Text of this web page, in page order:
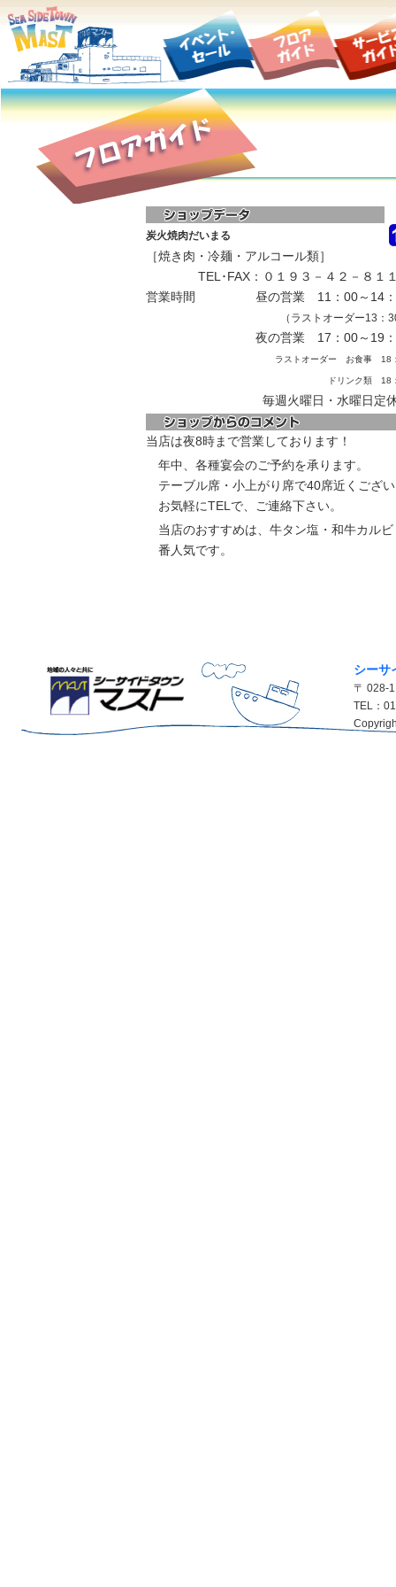
炭火焼肉だいまる
［焼き肉・冷麺・アルコール類］
TEL･FAX：０１９３－４２－８１
営業時間
昼の営業 11：00～14
（ラストオーダー13：
夜の営業 17：00～19
ラストオーダー お食事 18
ドリンク類 18
毎週火曜日・水曜日定
当店は夜8時まで営業しております！
年中、各種宴会のご予約を承ります。
テーブル席・小上がり席で40席近くござ
お気軽にTELで、ご連絡下さい。
当店のおすすめは、牛タン塩・和牛カル
番人気です。
シー
〒 028-
TEL：